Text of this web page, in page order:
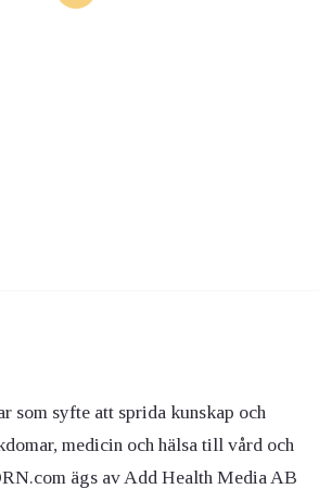
som syfte att sprida kunskap och
medicin och hälsa till vård och
ägs av Add Health Media AB